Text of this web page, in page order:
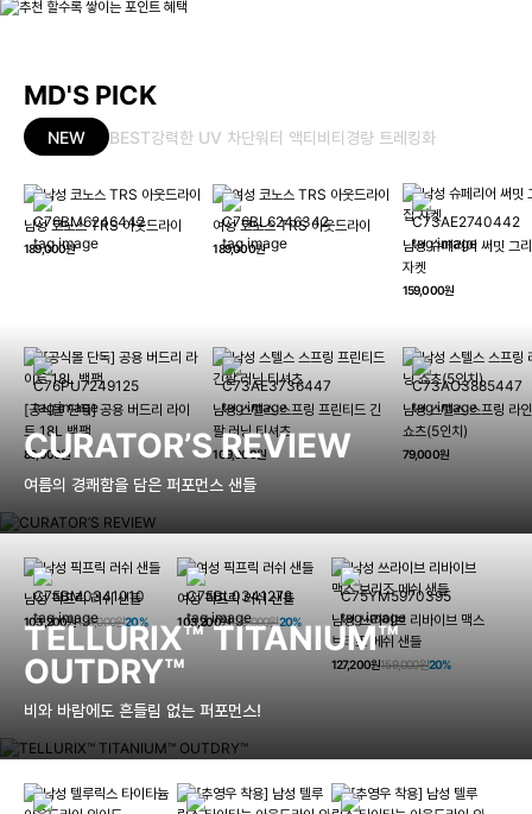
MD'S PICK
NEW BEST강력한 UV 차단워터 액티비티경량 트레킹화
남성 코노스 TRS 아웃드라이
189,000원
여성 코노스 TRS 아웃드라이
189,000원
남성 슈페리어 써밋 그
자켓
159,000원
[공식몰 단독] 공용 버드리 라이
트 18L 백팩
89,000원
남성 스텔스 스프링 프린티드 긴
팔 러닝 티셔츠
109,000원
남성 스텔스 스프링 라
쇼츠(5인치)
79,000원
CURATOR’S REVIEW
여름의 경쾌함을 담은 퍼포먼스 샌들
남성 픽프릭 러쉬 샌들
103,200원129,000원20%
여성 픽프릭 러쉬 샌들
103,200원129,000원20%
남성 쓰라이브 리바이브 맥스
브리즈 메쉬 샌들
127,200원159,000원20%
TELLURIX™ TITANIUM™
OUTDRY™
비와 바람에도 흔들림 없는 퍼포먼스!